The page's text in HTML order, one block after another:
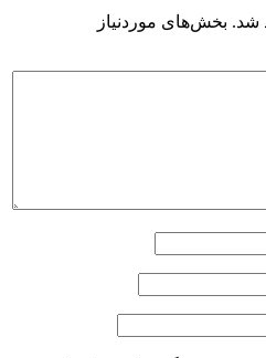
شد. بخش‌های موردنیاز